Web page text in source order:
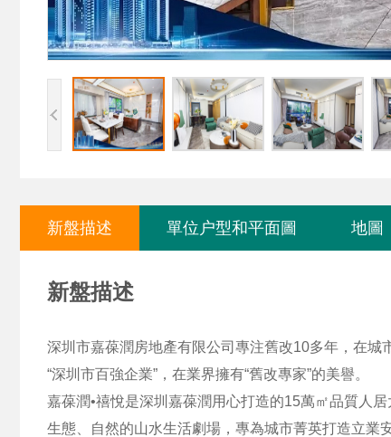
新盤描述 單位户型和平面圖 地圖
新盤描述
深圳市嘉葆潤房地產有限公司專注舊改10多年，在
“深圳市百強企業”，在業界擁有“舊改專家”的美譽。
嘉葆潤•禧悅是深圳嘉葆潤用心打造的15萬㎡品質人
生態、自然的山水生活劇場，專為城市菁英打造立業